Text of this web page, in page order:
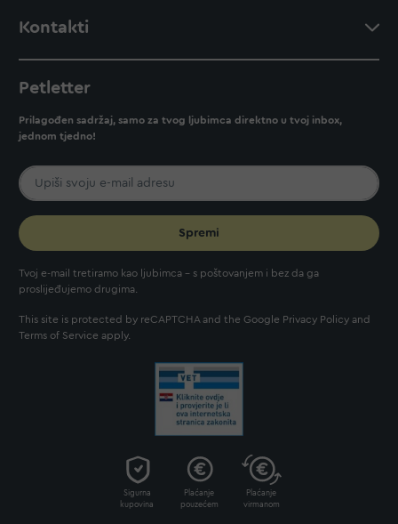
Kontakti
Petletter
Prilagođen sadržaj, samo za tvog ljubimca direktno u tvoj inbox,
jednom tjedno!
Spremi
Tvoj e-mail tretiramo kao ljubimca - s poštovanjem i bez da ga
proslijeđujemo drugima.
This site is protected by reCAPTCHA and the Google Privacy Policy and
Terms of Service apply.
Sigurna
kupovina
Plaćanje
pouzećem
Plaćanje
virmanom